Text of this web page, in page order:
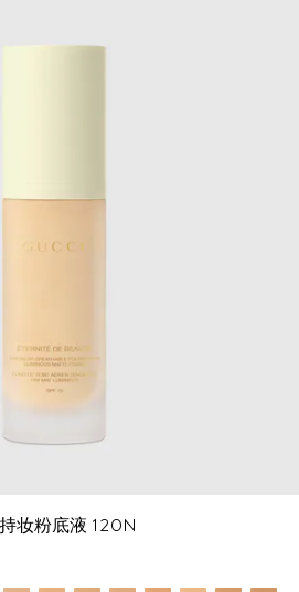
妆粉底液 120N